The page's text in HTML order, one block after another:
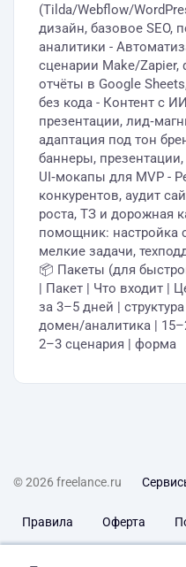
(Tilda/Webflow/
дизайн, базовое SEO,
аналитики -
сценарии Make/
отчёты в Google
без кода - Контент с
презентации,
адаптация под тон
баннеры,
UI‑мокапы для MVP -
конкурентов, аудит
роста, ТЗ и дорожная
помощник: настройка
мелкие задачи,
📦 Пакеты (для
| Пакет | Что входит |
за 3–5 дней |
домен/аналитика |
2–3 сценария | форма
© 2026 freelance.ru
Правила Оферта